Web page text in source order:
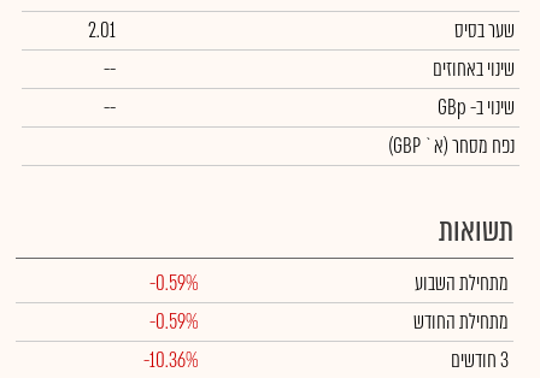
שער בסיס
2.01
שינוי באחוזים
--
שינויב- GBp
--
נפח מסחר(א` GBP)
תשואות
מתחילת השבוע
-0.59%
מתחילת החודש
-0.59%
3 חודשים
-10.36%